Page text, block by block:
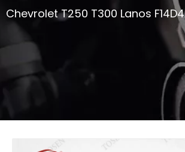
Chevrolet T250 T300 Lanos F14D4